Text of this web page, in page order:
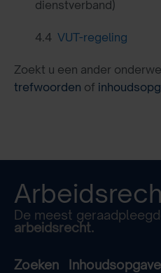
dienstverband)
4.4 VUT-regeling
Zoekt u een ander
trefwoorden of
De meest
arbeidsrecht.
Zoeken Inhoudsopgave